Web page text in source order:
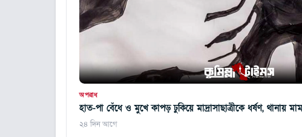
অপরাধ
হাত-পা বেঁধে ও মুখে কাপড় ঢুকিয়ে মাদ্রাসাছাত্রীকে ধর্ষণ, থানায়
২৪ দিন আগে